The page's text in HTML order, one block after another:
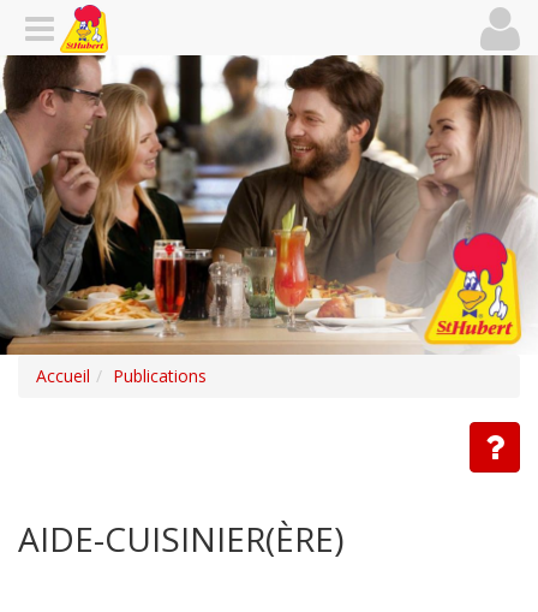
Accueil Publications
AIDE-CUISINIER(ÈRE)